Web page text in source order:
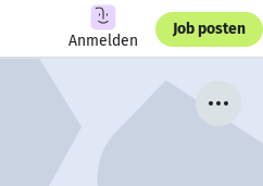
Anmelden
Job posten